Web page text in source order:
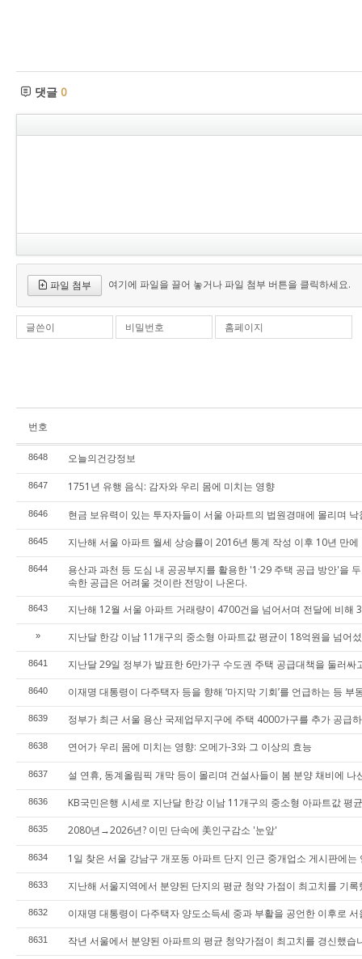
댓글 0
파일 첨부 여기에 파일을 끌어 놓거나 파일 첨부 버튼을 클릭하세요.
글쓴이 비밀번호 홈페이지
번호
8648 오늘의건강정보
8647 1751년 유행 음식: 감자와 우리 몸에 미치는 영향
8646 현금 보유력이 있는 투자자들이 서울 아파트의 법원경매에 몰리며
8645 지난해 서울 아파트 월세 상승률이 2016년 통계 작성 이후 10년 만
8644
용산과 과천 등 도심 내 공공부지를 활용한 '1·29 주택 공급 방안'을
속한 공급은 어려울 것이란 전망이 나온다.
8643 지난해 12월 서울 아파트 거래량이 4700건을 넘어서며 전달에 비해
» 지난달 한강 이남 11개구의 중소형 아파트값 평균이 18억원을 넘어
8641 지난달 29일 정부가 발표한 6만가구 수도권 주택 공급대책을 둘러
8640 이재명 대통령이 다주택자 등을 향해 ‘마지막 기회’를 언급하는 등
8639 정부가 최근 서울 용산 국제업무지구에 주택 4000가구를 추가 공급
8638 연어가 우리 몸에 미치는 영향: 오메가-3와 그 이상의 효능
8637 설 연휴, 동계올림픽 개막 등이 몰리며 건설사들이 봄 분양 채비에 나
8636 KB국민은행 시세로 지난달 한강 이남 11개구의 중소형 아파트값 평
8635 2080년→2026년? 이민 단속에 美인구감소 '눈앞'
8634 1일 찾은 서울 강남구 개포동 아파트 단지 인근 중개업소 게시판에
8633 지난해 서울지역에서 분양된 단지의 평균 청약 가점이 최고치를 기록
8632 이재명 대통령이 다주택자 양도소득세 중과 부활을 공언한 이후로
8631 작년 서울에서 분양된 아파트의 평균 청약가점이 최고치를 경신했습